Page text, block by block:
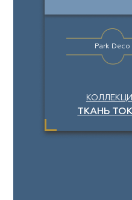
Park Deco
ТКАНЬ